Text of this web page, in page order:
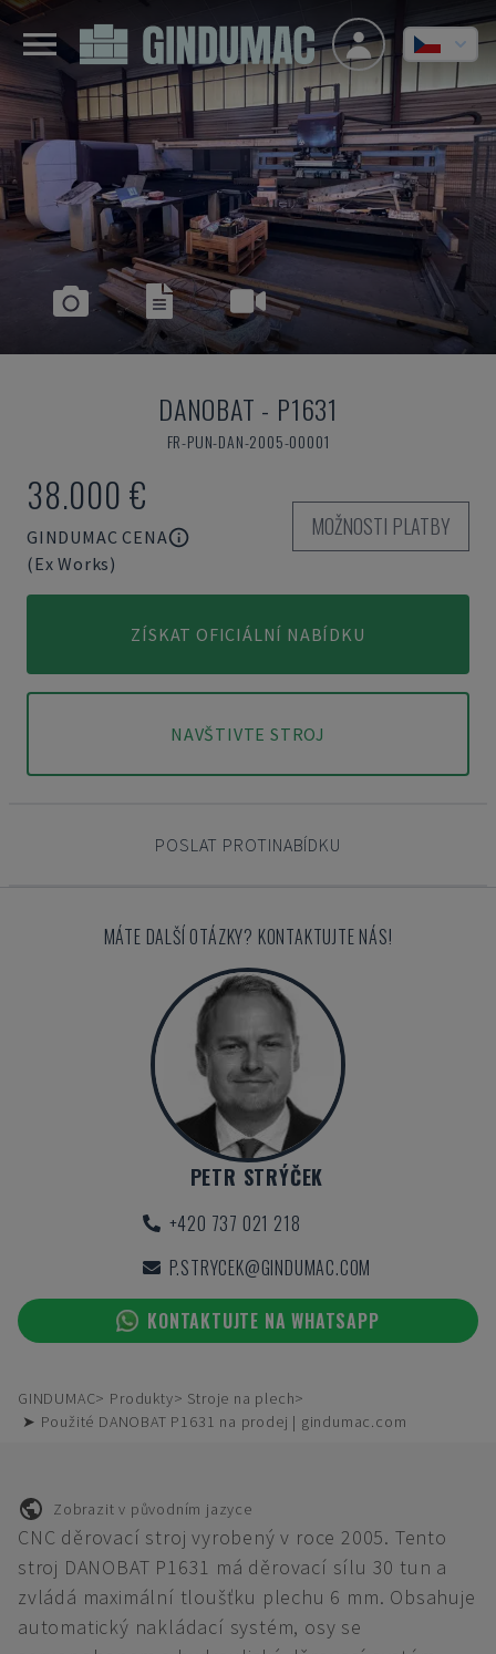
DANOBAT - P1631
FR-PUN-DAN-2005-00001
38.000 €
GINDUMAC CENA
(Ex Works)
MOŽNOSTI PLATBY
ZÍSKAT OFICIÁLNÍ NABÍDKU
NAVŠTIVTE STROJ
POSLAT PROTINABÍDKU
MÁTE DALŠÍ OTÁZKY? KONTAKTUJTE NÁS!
PETR STRÝČEK
+420 737 021 218
P.STRYCEK@GINDUMAC.COM
KONTAKTUJTE NA WHATSAPP
GINDUMAC Produkty
Stroje na plech
➤ Použité DANOBAT P1631 na prodej | gindumac.com
Zobrazit v původním jazyce
CNC děrovací stroj vyrobený v roce 2005. Tento
stroj DANOBAT P1631 má děrovací sílu 30 tun a
zvládá maximální tloušťku plechu 6 mm. Obsahuje
automatický nakládací systém, osy se